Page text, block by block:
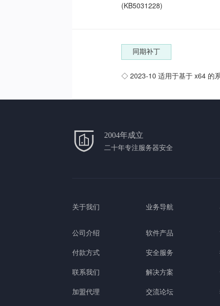
(KB5031228)
同期补丁
◇ 2023-10 适用于基于 x64 的
2004年成立
二十年专注服务器安全
关于我们
公司介绍
付款方式
联系我们
加盟代理
业务导航
软件产品
安全服务
解决方案
交流论坛